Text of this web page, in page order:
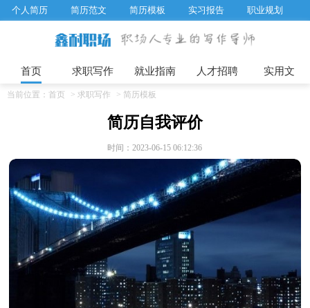
个人简历 简历范文 简历模板 实习报告
职业规划
招聘选拔 企业文化
工作计划
首页 求职写作 就业指南 人才招聘 实用文
当前位置： 首页 > 求职写作 > 简历模板
简历自我评价
时间：2023-06-15 06:12:36